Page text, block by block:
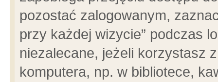
pozostać zalogowanym,
przy każdej wizycie” podczas
niezalecane, jeżeli korzystasz
komputera, np. w bibliotece,